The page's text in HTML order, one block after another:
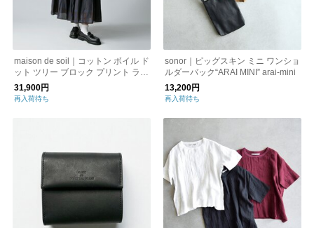
maison de soil｜コットン ボイル ド
ット ツリー ブロック プリント ラジ
ャスタン タック ギャザー スカート
nmds25264
31,900円
再入荷待ち
sonor｜ピッグスキン ミニ ワンショ
ルダーバック“ARAI MINI” arai-mini
13,200円
再入荷待ち